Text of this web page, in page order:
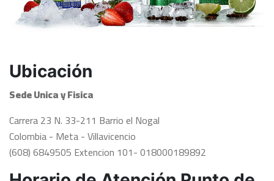
Ubicación
Sede Unica y Fisica
Carrera 23 N. 33-211 Barrio el Nogal
Colombia - Meta - Villavicencio
(608) 6849505 Extencion 101- 018000189892